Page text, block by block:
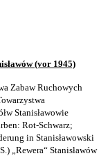
(vor 1945)
Zabaw Ruchowych
Stanisławowie
Rot-Schwarz;
in Stanisławowski
„Rewera“ Stanisławów